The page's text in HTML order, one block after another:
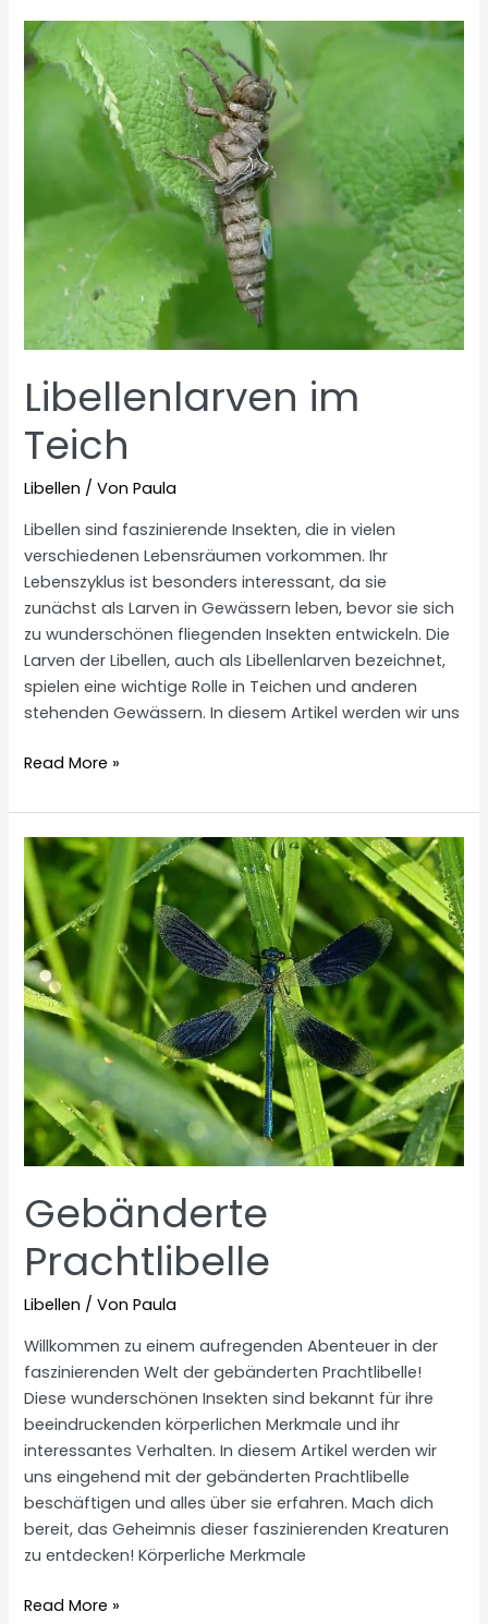
Libellenlarven im
Teich
Libellen / VonPaula
Libellen sind faszinierende Insekten, die in vielen
verschiedenen Lebensräumen vorkommen. Ihr
Lebenszyklus ist besonders interessant, da sie
zunächst als Larven in Gewässern leben, bevor sie sich
zu wunderschönen fliegenden Insekten entwickeln. Die
Larven der Libellen, auch als Libellenlarven bezeichnet,
spielen eine wichtige Rolle in Teichen und anderen
stehenden Gewässern. In diesem Artikel werden wir uns
Libellenlarven
Teich
Read More »
Gebänderte
Prachtlibelle
Libellen / VonPaula
Willkommen zu einem aufregenden Abenteuer in der
faszinierenden Welt der gebänderten Prachtlibelle!
Diese wunderschönen Insekten sind bekannt für ihre
beeindruckenden körperlichen Merkmale und ihr
interessantes Verhalten. In diesem Artikel werden wir
uns eingehend mit der gebänderten Prachtlibelle
beschäftigen und alles über sie erfahren. Mach dich
bereit, das Geheimnis dieser faszinierenden Kreaturen
zu entdecken! Körperliche Merkmale
Gebänderte
Read More »